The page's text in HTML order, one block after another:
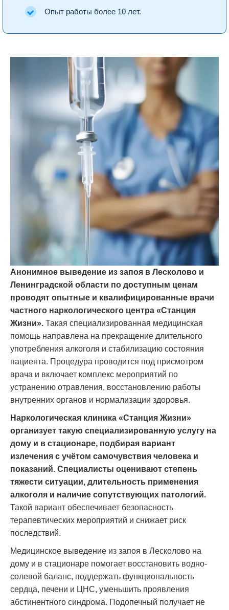
Опыт работы более 10 лет.
Анонимное выведение из запоя в Лесколово и
Ленинградской области по доступным ценам
проводят опытные и квалифицированные врачи
частного наркологического центра «Станция
Жизни». Такая специализированная медицинская
помощь направлена на прекращение длительного
употребления алкоголя и стабилизацию состояния
пациента. Процедура проводится под присмотром
врача и включает комплекс мероприятий по
устранению отравления, восстановлению работы
внутренних органов и нормализации здоровья.
Наркологическая клиника «Станция Жизни»
организует такую специализированную услугу на
дому и в стационаре, подбирая вариант
излечения с учётом самочувствия человека и
показаний. Специалисты оценивают степень
тяжести ситуации, длительность применения
алкоголя и наличие сопутствующих патологий.
Такой вариант обеспечивает безопасность
терапевтических мероприятий и снижает риск
последствий.
Медицинское выведение из запоя в Лесколово на
дому и в стационаре помогает восстановить водно-
солевой баланс, поддержать функциональность
сердца, печени и ЦНС, уменьшить проявления
абстинентного синдрома. Подопечный получает не